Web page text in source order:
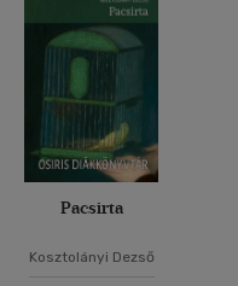
Pacsirta
Kosztolányi Dezső